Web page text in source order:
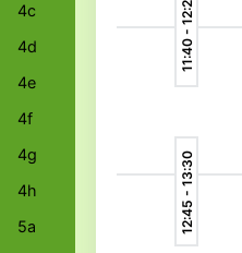
4c
4d
4e
4f
4g
4h
5a
11:40 - 12:25
12:45 - 13:30